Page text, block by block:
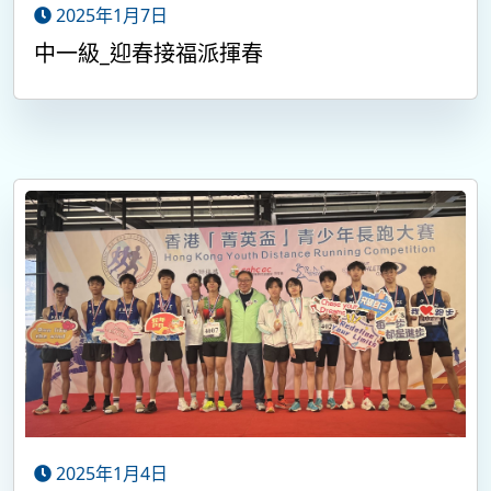
2025年1月7日
中一級_迎春接福派揮春
2025年1月4日